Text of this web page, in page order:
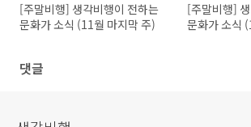
[주말비행] 생각비행이 전하는
문화가 소식 (11월 마지막 주)
[주말비행]
문화가 소식
댓글